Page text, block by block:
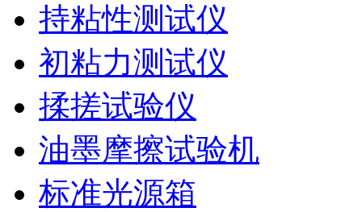
持粘性测试仪
初粘力测试仪
揉搓试验仪
油墨摩擦试验机
标准光源箱